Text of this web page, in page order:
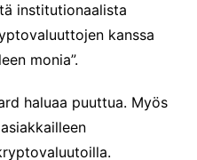
institutionaalista
kanssa
monia”.
haluaa puuttua. Myös